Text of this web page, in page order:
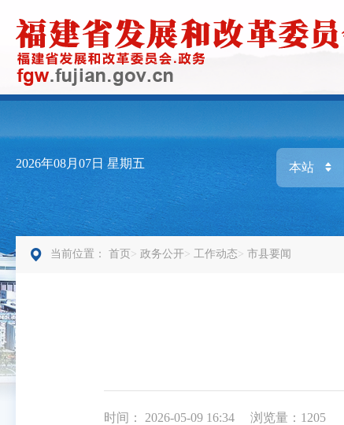
2026年08月07日 星期五
当前位置： 首页 政务公开 工作动态 市县要闻
时间： 2026-05-09 16:34 浏览量：1205